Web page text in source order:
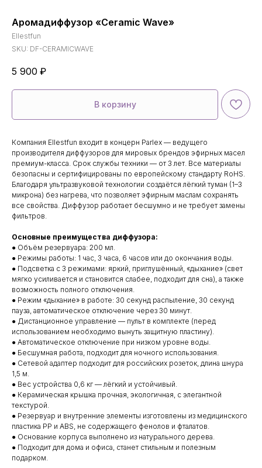
Аромадиффузор «Ceramic Wave»
Ellestfun
SKU: DF-CERAMICWAVE
5 900 ₽
В корзину
Компания Ellestfun входит в концерн Parlex — ведущего
производителя диффузоров для мировых брендов эфирных масел
премиум-класса. Срок службы техники — от 3 лет. Все материалы
безопасны и сертифицированы по европейскому стандарту RoHS.
Благодаря ультразвуковой технологии создаётся лёгкий туман (1–3
микрона) без нагрева, что позволяет эфирным маслам сохранять
все свойства. Диффузор работает бесшумно и не требует замены
фильтров.
Основные преимущества диффузора:
● Объём резервуара: 200 мл.
● Режимы работы: 1 час, 3 часа, 6 часов или до окончания воды.
● Подсветка с 3 режимами: яркий, приглушённый, «дыхание» (свет
мягко усиливается и становится слабее, подходит для сна), а также
возможность полного отключения.
● Режим «дыхание» в работе: 30 секунд распыление, 30 секунд
пауза, автоматическое отключение через 30 минут.
● Дистанционное управление — пульт в комплекте (перед
использованием необходимо вынуть защитную пластину).
● Автоматическое отключение при низком уровне воды.
● Бесшумная работа, подходит для ночного использования.
● Сетевой адаптер подходит для российских розеток, длина шнура
1,5 м.
● Вес устройства 0,6 кг — лёгкий и устойчивый.
● Керамическая крышка прочная, экологичная, с элегантной
текстурой.
● Резервуар и внутренние элементы изготовлены из медицинского
пластика PP и ABS, не содержащего фенолов и фталатов.
● Основание корпуса выполнено из натурального дерева.
● Подходит для дома и офиса, станет стильным и полезным
подарком.